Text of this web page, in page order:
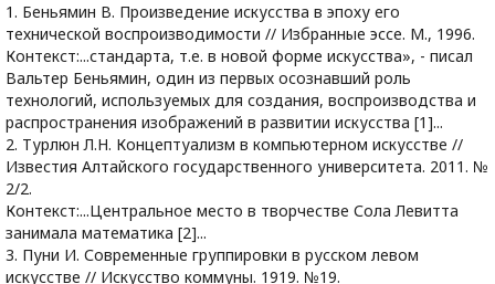
1. Беньямин В. Произведение искусства в эпоху его
технической воспроизводимости // Избранные эссе. М., 1996.
Контекст:...стандарта, т.е. в новой форме искусства», - писал
Вальтер Беньямин, один из первых осознавший роль
технологий, используемых для создания, воспроизводства и
распространения изображений в развитии искусства [1]...
2. Турлюн Л.Н. Концептуализм в компьютерном искусстве //
Известия Алтайского государственного университета. 2011. №
2/2.
Контекст:...Центральное место в творчестве Сола Левитта
занимала математика [2]...
3. Пуни И. Современные группировки в русском левом
искусстве // Искусство коммуны. 1919. №19.